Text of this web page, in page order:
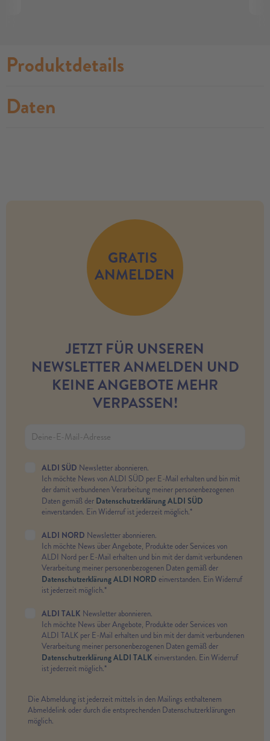
Produktdetails
Daten
GRATIS
ANMELDEN
JETZT FÜR UNSEREN
NEWSLETTER ANMELDEN UND
KEINE ANGEBOTE MEHR
VERPASSEN!
ALDI SÜD Newsletter abonnieren.
Ich möchte News von ALDI SÜD per E-Mail erhalten und bin mit
der damit verbundenen Verarbeitung meiner personenbezogenen
Daten gemäß der Datenschutzerklärung ALDI SÜD
einverstanden. Ein Widerruf ist jederzeit möglich.*
ALDI NORD Newsletter abonnieren.
Ich möchte News über Angebote, Produkte oder Services von
ALDI Nord per E-Mail erhalten und bin mit der damit verbundenen
Verarbeitung meiner personenbezogenen Daten gemäß der
Datenschutzerklärung ALDI NORD einverstanden. Ein Widerruf
ist jederzeit möglich.*
ALDI TALK Newsletter abonnieren.
Ich möchte News über Angebote, Produkte oder Services von
ALDI TALK per E-Mail erhalten und bin mit der damit verbundenen
Verarbeitung meiner personenbezogenen Daten gemäß der
Datenschutzerklärung ALDI TALK einverstanden. Ein Widerruf
ist jederzeit möglich.*
Die Abmeldung ist jederzeit mittels in den Mailings enthaltenem
Abmeldelink oder durch die entsprechenden Datenschutzerklärungen
möglich.